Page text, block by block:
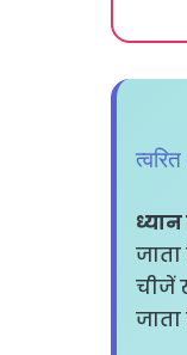
ध्यान
चीजें
जाता